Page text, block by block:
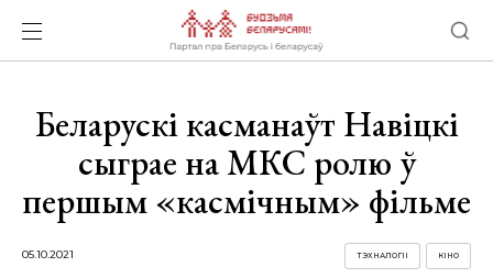
Беларускі касманаўт Навіцкі
сыграе на МКС ролю ў
першым «касмічным» фільме
05.10.2021 КІНО
ТЭХНАЛОГІІ